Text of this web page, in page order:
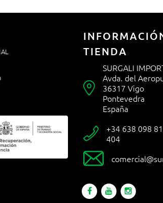
TIENDA

SURGALI
Avda. del
36317 Vigo
Pontevedra
España

+34 638 098
404
